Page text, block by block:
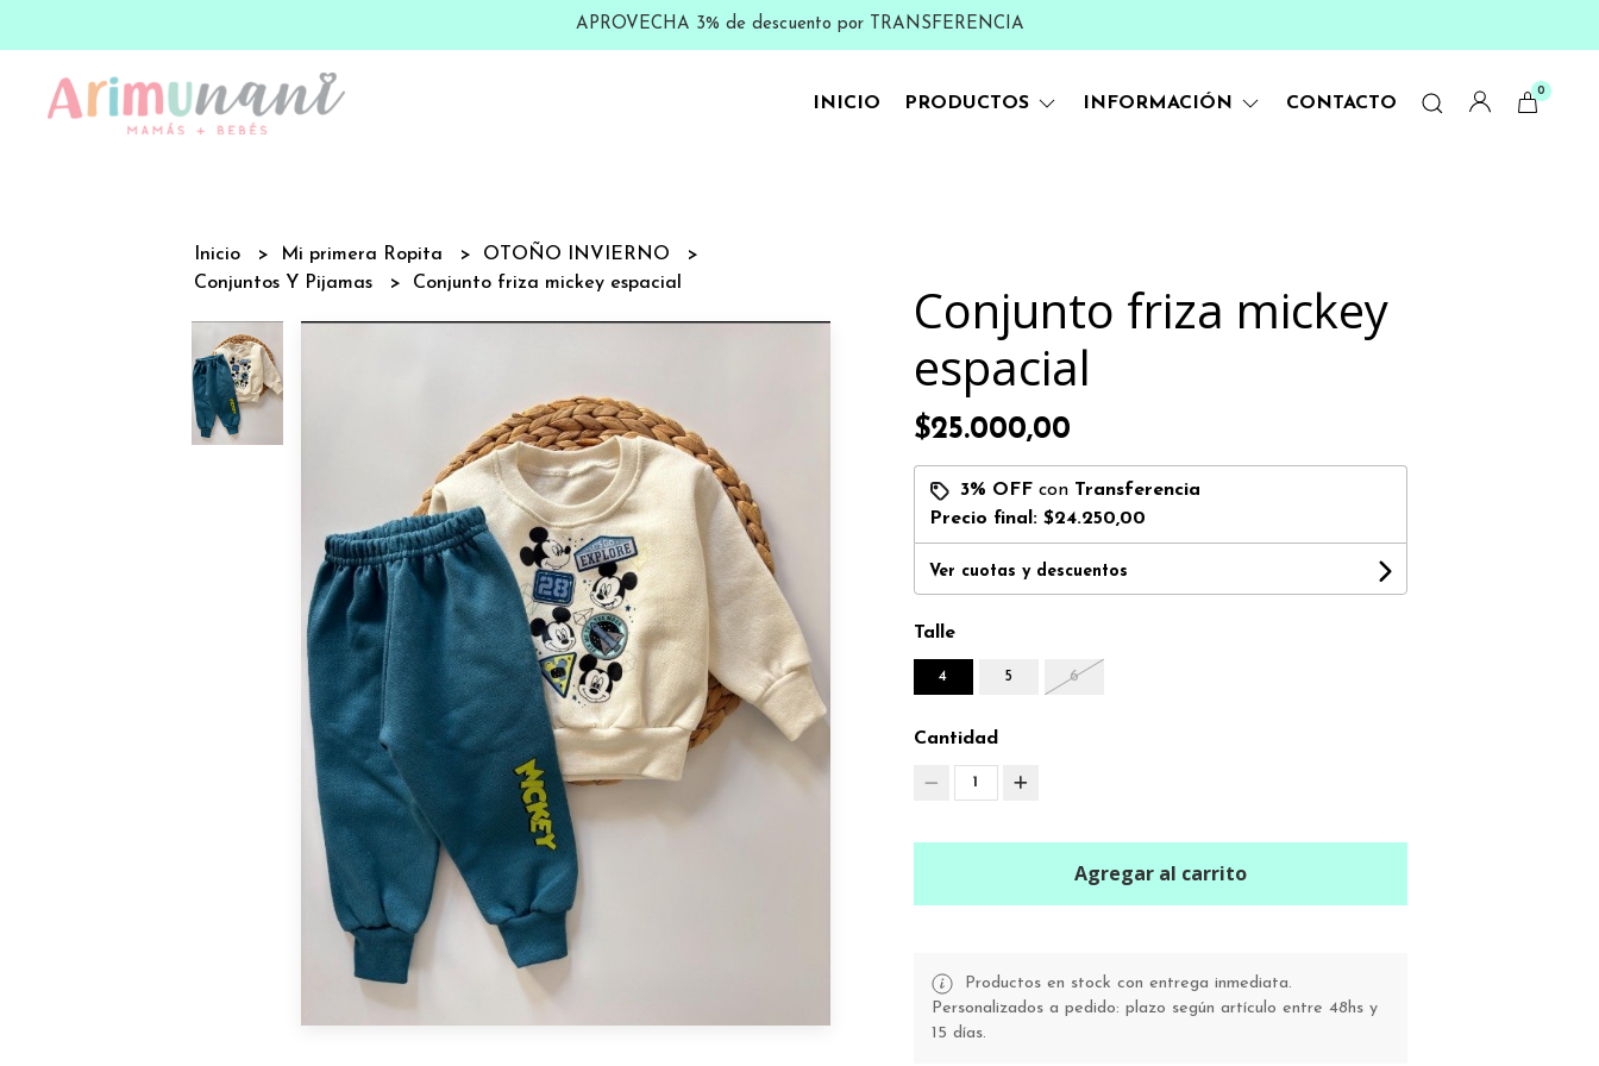
APROVECHA 3% de descuento por TRANSFERENCIA
INICIO PRODUCTOS INFORMACIÓN CONTACTO
0
Inicio Mi primera Ropita
OTOÑO INVIERNO
Conjuntos Y Pijamas
Conjunto friza mickey espacial
Conjunto friza mickey
espacial
$25.000,00
3% OFFcon Transferencia
Precio final: $24.250,00
Ver cuotas y descuentos
Talle
4 5 6
Cantidad
1
Agregar al carrito
Productos en stock con entrega inmediata.
Personalizados a pedido: plazo según artículo entre 48hs y
15 días.